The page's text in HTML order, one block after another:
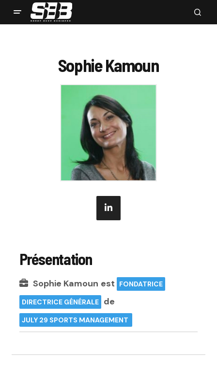
Sophie Kamoun
Présentation
Sophie Kamoun est FONDATRICE
DIRECTRICE GÉNÉRALE de
JULY 29 SPORTS MANAGEMENT